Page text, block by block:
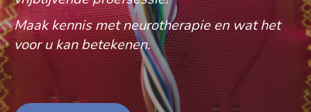
Maak kennis met neurotherapie en wat het
voor u kan betekenen.